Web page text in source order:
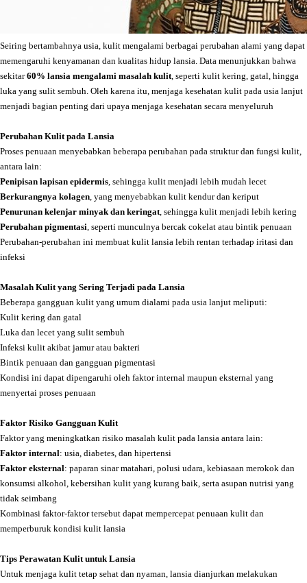
Seiring bertambahnya usia, kulit mengalami berbagai perubahan alami yang dapat
memengaruhi kenyamanan dan kualitas hidup lansia. Data menunjukkan bahwa
sekitar60% lansia mengalami masalah kulit, seperti kulit kering, gatal, hingga
luka yang sulit sembuh. Oleh karena itu, menjaga kesehatan kulit pada usia lanjut
menjadi bagian penting dari upaya menjaga kesehatan secara menyeluruh
Perubahan Kulit pada Lansia
Proses penuaan menyebabkan beberapa perubahan pada struktur dan fungsi kulit,
antara lain:
Penipisan lapisan epidermis, sehingga kulit menjadi lebih mudah lecet
Berkurangnya kolagen, yang menyebabkan kulit kendur dan keriput
Penurunan kelenjar minyak dan keringat, sehingga kulit menjadi lebih kering
Perubahan pigmentasi, seperti munculnya bercak cokelat atau bintik penuaan
Perubahan-perubahan ini membuat kulit lansia lebih rentan terhadap iritasi dan
infeksi
Masalah Kulit yang Sering Terjadi pada Lansia
Beberapa gangguan kulit yang umum dialami pada usia lanjut meliputi:
Kulit kering dan gatal
Luka dan lecet yang sulit sembuh
Infeksi kulit akibat jamur atau bakteri
Bintik penuaan dan gangguan pigmentasi
Kondisi ini dapat dipengaruhi oleh faktor internal maupun eksternal yang
menyertai proses penuaan
Faktor Risiko Gangguan Kulit
Faktor yang meningkatkan risiko masalah kulit pada lansia antara lain:
Faktor internal: usia, diabetes, dan hipertensi
Faktor eksternal: paparan sinar matahari, polusi udara, kebiasaan merokok dan
konsumsi alkohol, kebersihan kulit yang kurang baik, serta asupan nutrisi yang
tidak seimbang
Kombinasi faktor-faktor tersebut dapat mempercepat penuaan kulit dan
memperburuk kondisi kulit lansia
Tips Perawatan Kulit untuk Lansia
Untuk menjaga kulit tetap sehat dan nyaman, lansia dianjurkan melakukan